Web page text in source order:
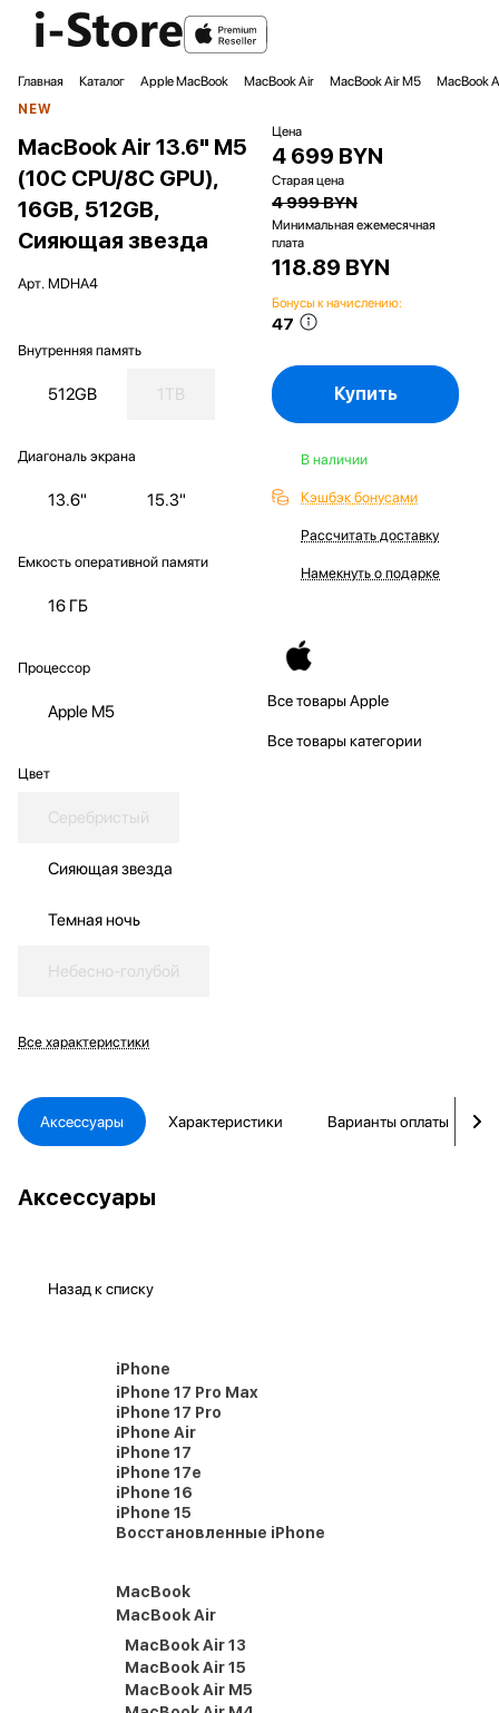
Главная Каталог Apple MacBook MacBook Air MacBook Air M5
MacBook
NEW
MacBook Air 13.6" M5
(10C CPU/8C GPU),
16GB, 512GB,
Сияющая звезда
Арт. MDHA4
Внутренняя память
512GB 1TB
Диагональ экрана
13.6" 15.3"
Емкость оперативной памяти
16 ГБ
Процессор
Apple M5
Цвет
Серебристый
Сияющая звезда
Темная ночь
Небесно-голубой
Все характеристики
Цена
4 699 BYN
Старая цена
4 999 BYN
Минимальная ежемесячная
плата
118.89 BYN
Бонусы к начислению:
47
Купить
В наличии
Кэшбэк бонусами
Рассчитать доставку
Намекнуть о подарке
Все товары Apple
Все товары категории
Аксессуары Характеристики Варианты оплаты
Аксессуары
Назад к списку
iPhone
iPhone 17 Pro Max
iPhone 17 Pro
iPhone Air
iPhone 17
iPhone 17e
iPhone 16
iPhone 15
Восстановленные iPhone
MacBook
MacBook Air
MacBook Air 13
MacBook Air 15
MacBook Air M5